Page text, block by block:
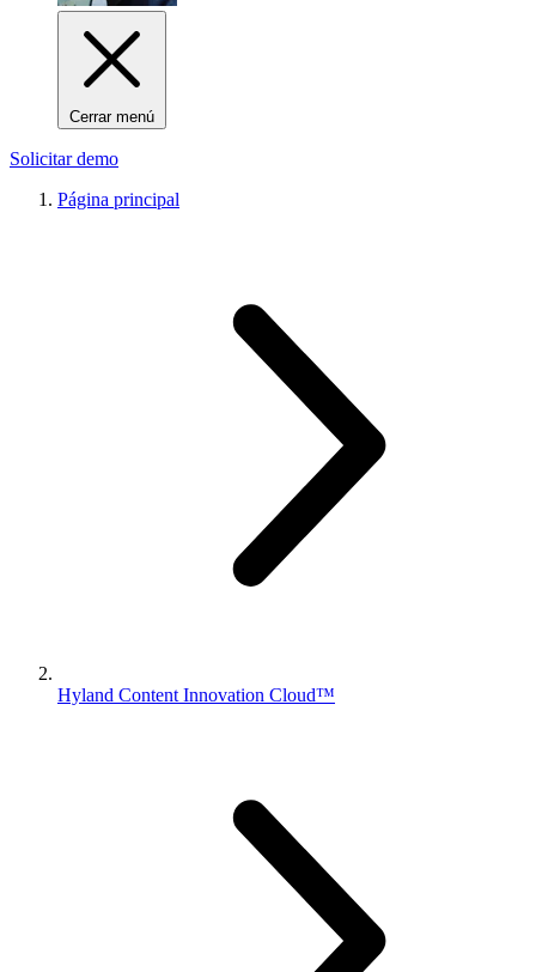
Cerrar menú
Solicitar demo
Página principal
Hyland Content Innovation Cloud™